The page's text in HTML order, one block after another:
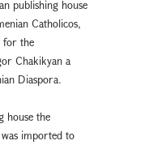
publishing house
Catholicos,
for the
Chakikyan a
Diaspora.
house the
imported to